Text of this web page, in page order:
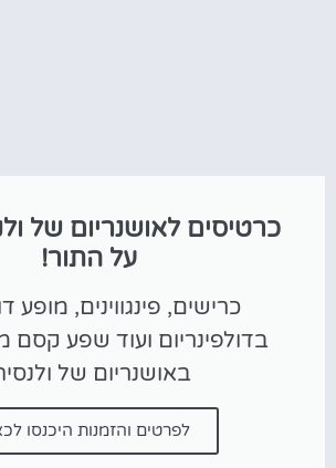
כרטיסים לאושנריום של
על התור!
כרישים, פינגווינים, מופע
בדולפינריום ועוד שפע
באושנריום של
לפרטים והזמנות היכנסו